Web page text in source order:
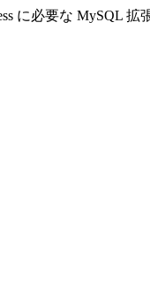
に必要な MySQL